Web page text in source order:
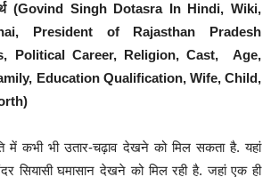
(Govind Singh Dotasra In Hindi, Wiki,
President of Rajasthan Pradesh
Political Career, Religion, Cast, Age,
Education Qualification, Wife, Child,
में कभी भी उतार-चढ़ाव देखने को मिल सकता है. यहां
सियासी घमासान देखने को मिल रही है. जहां एक ही